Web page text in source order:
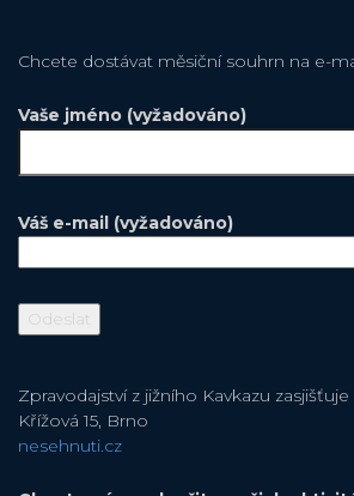
Chcete dostávat měsiční souhrn na e-
Vaše jméno (vyžadováno)
Váš e-mail (vyžadováno)
Zpravodajství z jižního Kavkazu
Křížová 15, Brno
nesehnuti.cz